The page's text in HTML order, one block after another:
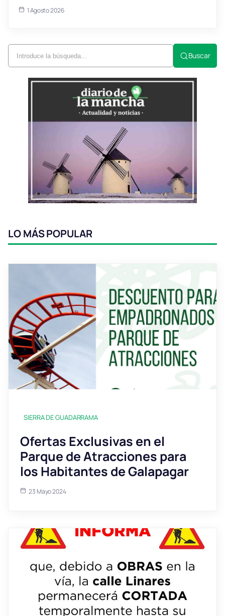
1 Agosto 2026
Buscar
LO MÁS POPULAR
SIERRA DE GUADARRAMA
Ofertas Exclusivas en el
Parque de Atracciones para
los Habitantes de Galapagar
23 Mayo 2024